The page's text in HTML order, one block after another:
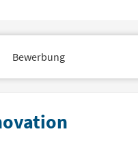
Bewerbung